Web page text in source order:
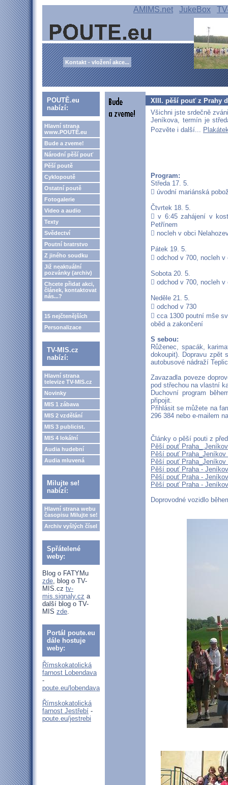
AMIMS.net JukeBox
Kontakt - vložení akce...
POUTĚ.eu
nabízí:
Hlavní strana
www.POUTĚ.eu
Bude a zveme!
Národní pěší pouť
Pěší poutě
Cyklopoutě
Ostatní poutě
Fotogalerie
Video a audio
Texty
Svědectví
Poutní bratrstvo
Z jiného soudku
Již neaktuální
pozvánky (archiv)
Chcete přidat akci,
článek, kontaktovat
nás...?
15 nejčtenějších
Personalizace
TV-MIS.cz
nabízí:
Hlavní strana
televize TV-MIS.cz
Novinky
MIS 1 zábava
MIS 2 vzdělání
MIS 3 publicist.
MIS 4 lokální
Audia hudební
Audia mluvená
Milujte se!
nabízí:
Hlavní strana webu
časopisu Milujte se!
Archiv vyšlých čísel
Spřátelené
weby:
Blog o FATYMu
zde, blog o TV-
MIS.cz tv-
mis.signaly.cz a
další blog o TV-
MIS zde.
Portál poute.eu
dále hostuje
weby:
Římskokatolická
farnost Lobendava
-
poute.eu/lobendava
Římskokatolická
farnost Jestřebí -
poute.eu/jestrebi
XIII. pěší pouť z Prahy
Všichni jste srdečně
Jeníkova, termín je
Pozvěte i další...
Program:
Středa 17. 5.
 úvodní mariánská
Čtvrtek 18. 5.
 v 6:45 zahájení v
Petřínem
 nocleh v obci
Pátek 19. 5.
 odchod v 700, nocleh
Sobota 20. 5.
 odchod v 700, nocleh
Neděle 21. 5.
 odchod v 730
 cca 1300 poutní mše
oběd a zakončení
S sebou:
Růženec, spacák,
dokoupit). Dopravu zpět
autobusové nádraží
Zavazadla poveze
pod střechou na vlastní
Duchovní program
připojit.
Přihlásit se můžete na
296 384 nebo e-mailem
Články o pěší pouti z
Pěší pouť Praha_
Pěší pouť Praha_Jeníkov
Pěší pouť Praha_Jeníkov
Pěší pouť Praha -
Pěší pouť Praha -
Pěší pouť Praha -
Doprovodné vozidlo